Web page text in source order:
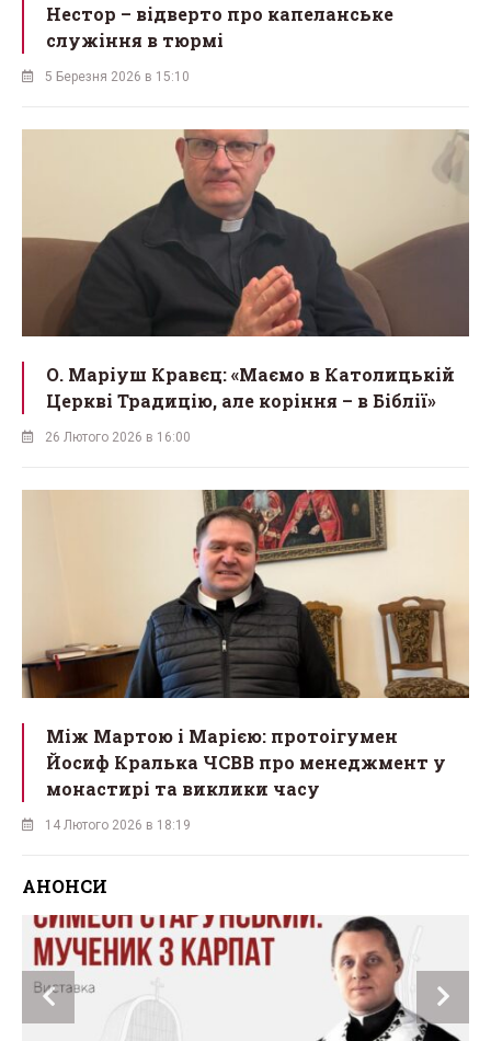
Нестор – відверто про капеланське
служіння в тюрмі
5 Березня 2026 в 15:10
О. Маріуш Кравєц: «Маємо в Католицькій
Церкві Традицію, але коріння – в Біблії»
26 Лютого 2026 в 16:00
Між Мартою і Марією: протоігумен
Йосиф Кралька ЧСВВ про менеджмент у
монастирі та виклики часу
14 Лютого 2026 в 18:19
АНОНСИ